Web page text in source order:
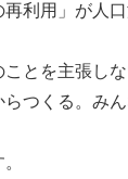
再利用」が人
とを主張しな
つくる。み